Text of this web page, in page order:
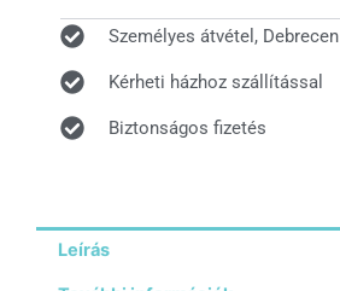
Személyes átvétel, Debrecen
Kérheti házhoz szállítással
Biztonságos fizetés
Leírás